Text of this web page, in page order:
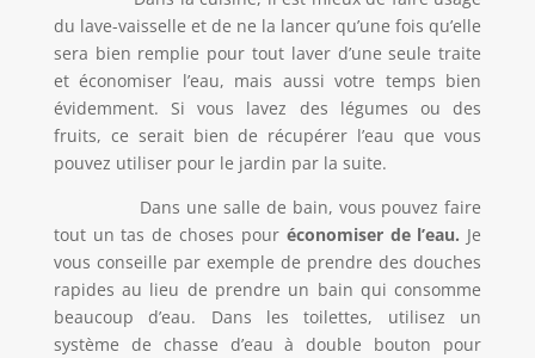
du lave-vaisselle et de ne la lancer qu’une fois qu’elle
sera bien remplie pour tout laver d’une seule traite
et économiser l’eau, mais aussi votre temps bien
évidemment. Si vous lavez des légumes ou des
fruits, ce serait bien de récupérer l’eau que vous
pouvez utiliser pour le jardin par la suite.
Dans une salle de bain, vous pouvez faire
tout un tas de choses pour économiser de l’eau. Je
vous conseille par exemple de prendre des douches
rapides au lieu de prendre un bain qui consomme
beaucoup d’eau. Dans les toilettes, utilisez un
système de chasse d’eau à double bouton pour